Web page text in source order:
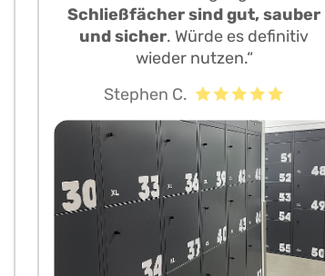
Schließfächer sind gut, sauber
und sicher. Würde es definitiv
wieder nutzen.“
Stephen C.